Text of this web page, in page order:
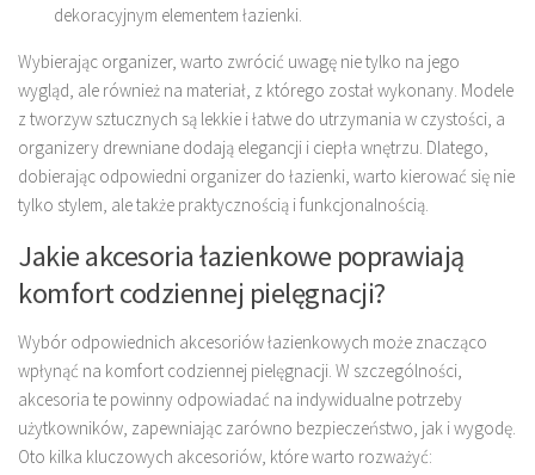
dekoracyjnym elementem łazienki.
Wybierając organizer, warto zwrócić uwagę nie tylko na jego
wygląd, ale również na materiał, z którego został wykonany. Modele
z tworzyw sztucznych są lekkie i łatwe do utrzymania w czystości, a
organizery drewniane dodają elegancji i ciepła wnętrzu. Dlatego,
dobierając odpowiedni organizer do łazienki, warto kierować się nie
tylko stylem, ale także praktycznością i funkcjonalnością.
Jakie akcesoria łazienkowe poprawiają
komfort codziennej pielęgnacji?
Wybór odpowiednich akcesoriów łazienkowych może znacząco
wpłynąć na komfort codziennej pielęgnacji. W szczególności,
akcesoria te powinny odpowiadać na indywidualne potrzeby
użytkowników, zapewniając zarówno bezpieczeństwo, jak i wygodę.
Oto kilka kluczowych akcesoriów, które warto rozważyć: